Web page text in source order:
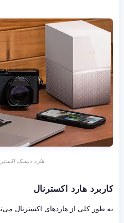
هارد دیسک
کاربرد هارد اکسترنال
به طور کلی از هاردهای اکسترنال